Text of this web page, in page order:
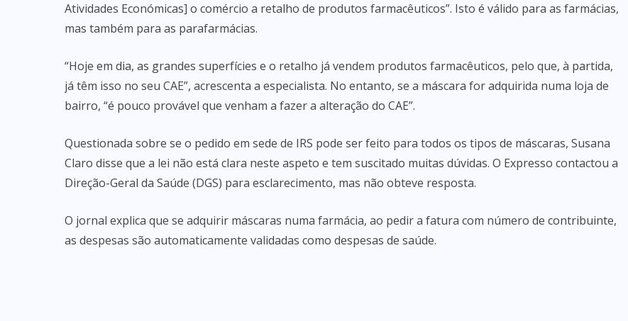
Atividades Económicas] o comércio a retalho de produtos farmacêuticos”. Isto é válido para as farmácias,
mas também para as parafarmácias.
“Hoje em dia, as grandes superfícies e o retalho já vendem produtos farmacêuticos, pelo que, à partida,
já têm isso no seu CAE”, acrescenta a especialista. No entanto, se a máscara for adquirida numa loja de
bairro, “é pouco provável que venham a fazer a alteração do CAE”.
Questionada sobre se o pedido em sede de IRS pode ser feito para todos os tipos de máscaras, Susana
Claro disse que a lei não está clara neste aspeto e tem suscitado muitas dúvidas. O Expresso contactou a
Direção-Geral da Saúde (DGS) para esclarecimento, mas não obteve resposta.
O jornal explica que se adquirir máscaras numa farmácia, ao pedir a fatura com número de contribuinte,
as despesas são automaticamente validadas como despesas de saúde.